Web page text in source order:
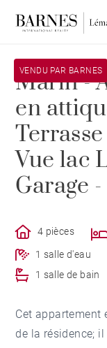
VENDU PAR BARNES
Marin -
en
Vue lac
Garage
4 pièces
1 salle d'eau
1 salle de bain
Cet appartement
de la résidence;